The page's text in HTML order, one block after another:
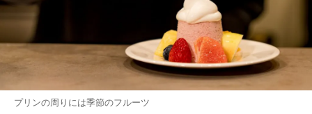
プリンの周りには季節のフルーツ